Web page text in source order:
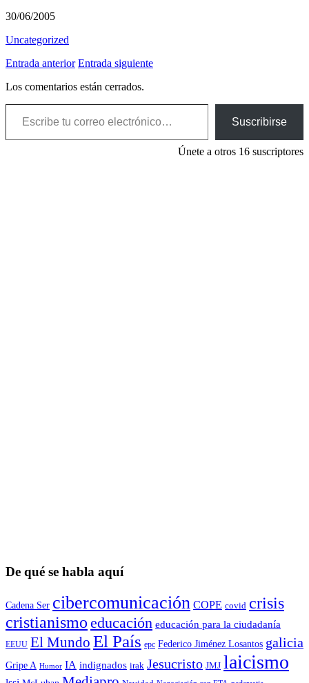
30/06/2005
Uncategorized
Entrada anterior Entrada siguiente
Los comentarios están cerrados.
Escribe tu correo electrónico…
Suscribirse
Únete a otros 16 suscriptores
De qué se habla aquí
Cadena Ser cibercomunicación COPE covid crisis
cristianismo educación educación para la ciudadaní­a
EEUU El Mundo El País epc Federico Jiménez Losantos galicia
Gripe A Humor IA indignados irak Jesucristo JMJ laicismo